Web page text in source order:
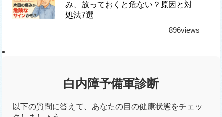
み、放っておくと危ない？原因と対
処法7選
896views
白内障予備軍診断
以下の質問に答えて、あなたの目の健康状態をチェッ